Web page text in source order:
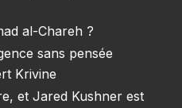
al-Chareh ?
sans pensée
Krivine
et Jared Kushner est